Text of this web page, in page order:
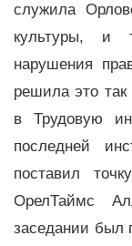
служила
культуры, и
нарушения
решила это так
в Трудовую
последней
поставил
ОрелТаймс
заседании был